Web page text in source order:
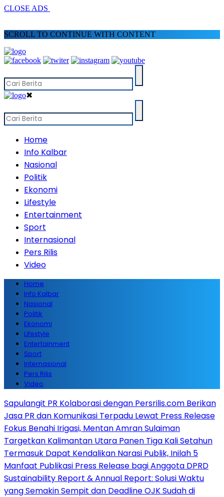
CLOSE ADS
SCROLL TO CONTINUE WITH CONTENT
✖
Home
Info Kalbar
Nasional
Politik
Ekonomi
Lifestyle
Entertainment
Sport
Internasional
Pers Rilis
Video
Home
Info Kalbar
Nasional
Politik
Ekonomi
Lifestyle
Entertainment
Sport
Internasional
Pers Rilis
Video
Sapulangit PR Kolaborasi dengan Persrilis.com Berikan
Jasa PR dan Komunikasi Terpadu Lewat Press Release
Fokus Benahi Irigasi, Mentan Amran Sulaiman
Targetkan Kalimantan Utara Panen Tiga Kali Setahun
Termasuk Dapat Kendalikan Narasi Publik, Inilah 5
Manfaat Publikasi Press Release bagi Anggota DPRD
Sustainability Report & Annual Report: Solusi Waktu
yang Semakin Sempit dan Deadline OJK Sudah di